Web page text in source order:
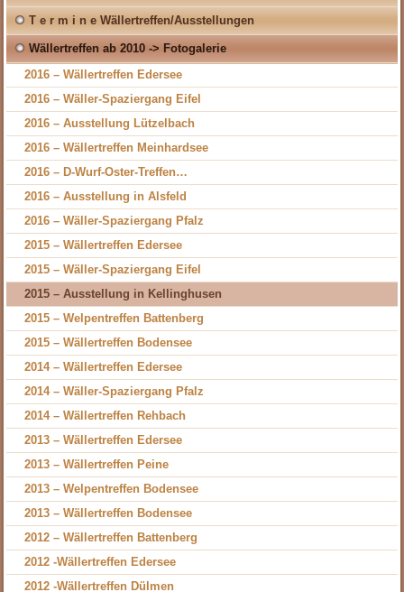
T e r m i n e Wällertreffen/Ausstellungen
Wällertreffen ab 2010 -> Fotogalerie
2016 – Wällertreffen Edersee
2016 – Wäller-Spaziergang Eifel
2016 – Ausstellung Lützelbach
2016 – Wällertreffen Meinhardsee
2016 – D-Wurf-Oster-Treffen…
2016 – Ausstellung in Alsfeld
2016 – Wäller-Spaziergang Pfalz
2015 – Wällertreffen Edersee
2015 – Wäller-Spaziergang Eifel
2015 – Ausstellung in Kellinghusen
2015 – Welpentreffen Battenberg
2015 – Wällertreffen Bodensee
2014 – Wällertreffen Edersee
2014 – Wäller-Spaziergang Pfalz
2014 – Wällertreffen Rehbach
2013 – Wällertreffen Edersee
2013 – Wällertreffen Peine
2013 – Welpentreffen Bodensee
2013 – Wällertreffen Bodensee
2012 – Wällertreffen Battenberg
2012 -Wällertreffen Edersee
2012 -Wällertreffen Dülmen